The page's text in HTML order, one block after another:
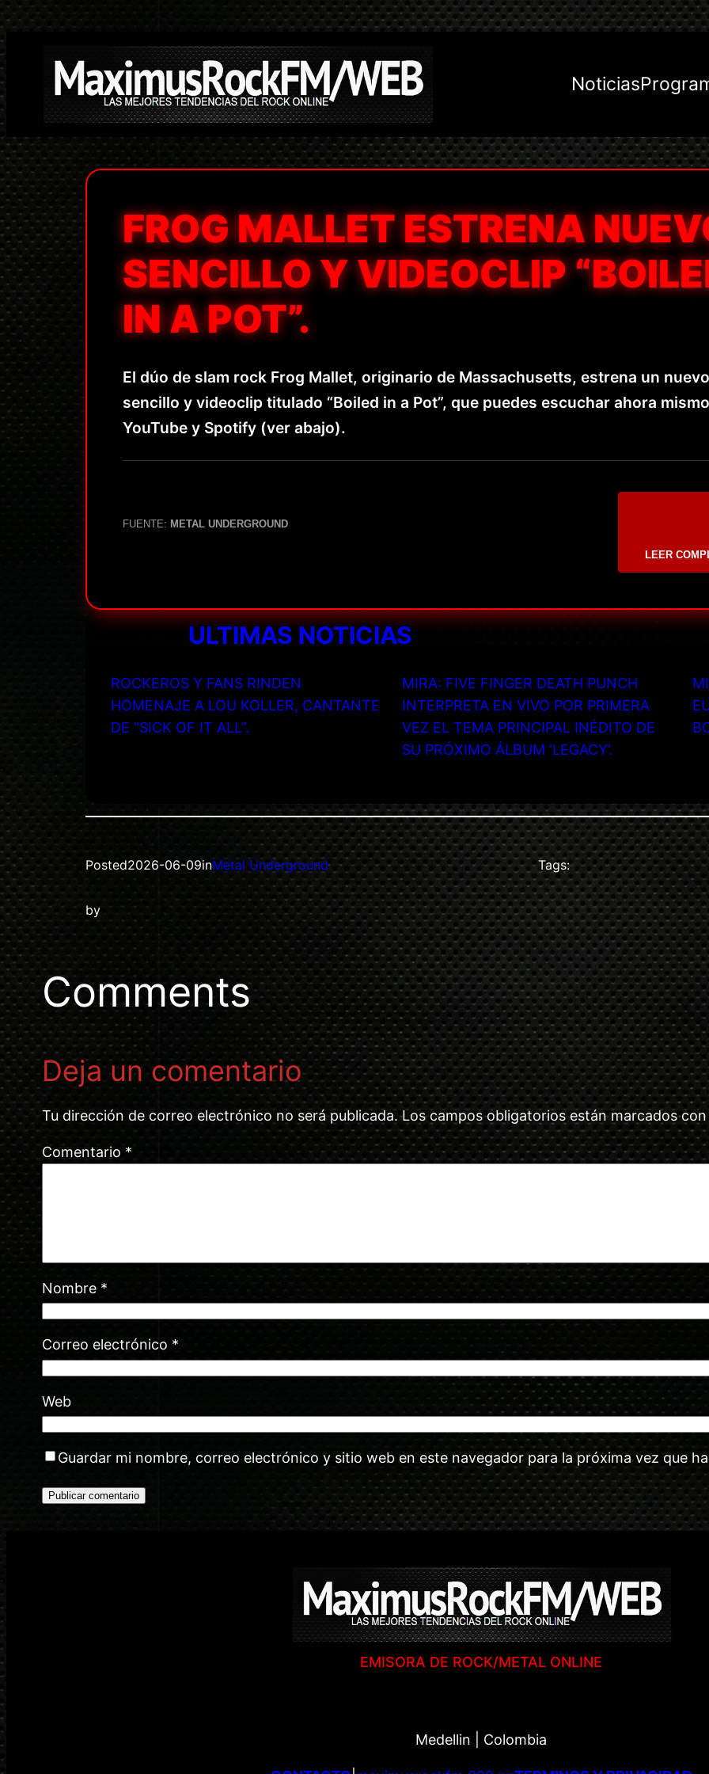
Saltar
contenido
Noticias
FROG MALLET ESTRENA
SENCILLO Y VIDEOCLIP
IN A POT”.
El dúo de slam rock Frog Mallet, originario de Massachusetts, estrena un nuevo
sencillo y videoclip titulado “Boiled in a Pot”, que puedes escuchar ahora
YouTube y Spotify (ver abajo).
FUENTE: METAL UNDERGROUND
LEER
ULTIMAS NOTICIAS
ROCKEROS Y FANS RINDEN
HOMENAJE A LOU KOLLER, CANTANTE
DE “SICK OF IT ALL”.
MIRA: FIVE FINGER DEATH PUNCH
INTERPRETA EN VIVO POR PRIMERA
VEZ EL TEMA PRINCIPAL INÉDITO DE
SU PRÓXIMO ÁLBUM ‘LEGACY’.
Posted2026-06-09inMetal Underground
by
Tags:
Comments
Deja un comentario
Tu dirección de correo electrónico no será publicada. Los campos obligatorios están marcados
Comentario *
Nombre *
Correo electrónico *
Web
Guardar mi nombre, correo electrónico y sitio web en este navegador para la próxima vez que
EMISORA DE ROCK/METAL ONLINE
Medellin | Colombia